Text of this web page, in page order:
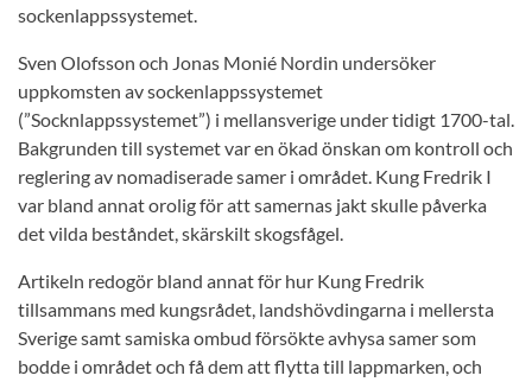
sockenlappssystemet.
Sven Olofsson och Jonas Monié Nordin undersöker
uppkomsten av sockenlappssystemet
(”Socknlappssystemet”) i mellansverige under tidigt 1700-tal.
Bakgrunden till systemet var en ökad önskan om kontroll och
reglering av nomadiserade samer i området. Kung Fredrik I
var bland annat orolig för att samernas jakt skulle påverka
det vilda beståndet, skärskilt skogsfågel.
Artikeln redogör bland annat för hur Kung Fredrik
tillsammans med kungsrådet, landshövdingarna i mellersta
Sverige samt samiska ombud försökte avhysa samer som
bodde i området och få dem att flytta till lappmarken, och